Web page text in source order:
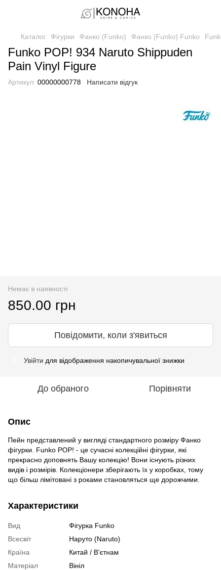
Каталог Фігурки Фанко (Funko) Фанко (Funko) Funko
Funko POP! 934 Naruto Shippuden
Pain Vinyl Figure
Артикул: 00000000778 Написати відгук
Немає в наявності
850.00 грн
Повідомити, коли з'явиться
Увійти для відображення накопичувальної знижки
До обраного Порівняти
Опис
Пейн представлений у вигляді стандартного розміру Фанко
фігурки. Funko POP! - це сучасні колекційні фігурки, які
прекрасно доповнять Вашу колекцію! Вони існують різних
видів і розмірів. Колекціонери зберігають їх у коробках, тому
що більш лімітовані з роками становляться ще дорожчими.
Характеристики
Вид
Фігурка Funko
Всесвіт
Наруто (Naruto)
Країна
Китай / В’єтнам
Матеріал
Вініл